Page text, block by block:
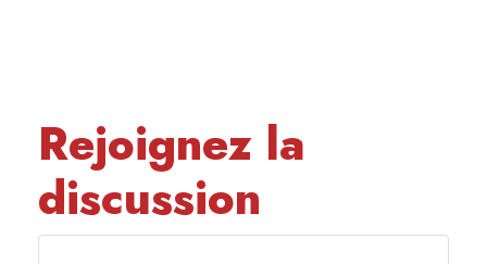
Rejoignez la
discussion